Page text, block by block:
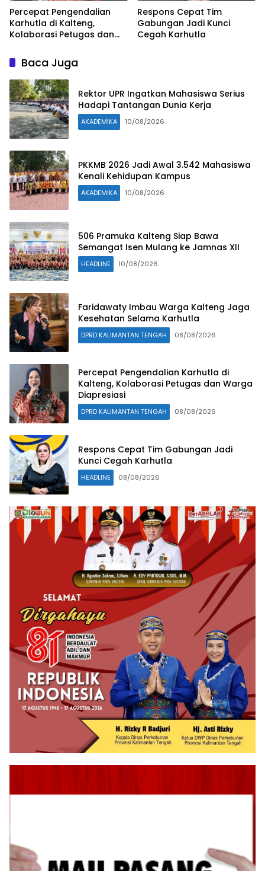
Percepat Pengendalian
Karhutla di Kalteng,
Kolaborasi Petugas dan
Respons Cepat Tim
Gabungan Jadi Kunci
Cegah Karhutla
Baca Juga
Rektor UPR Ingatkan Mahasiswa Serius
Hadapi Tantangan Dunia Kerja
AKADEMIKA 10/08/2026
PKKMB 2026 Jadi Awal 3.542 Mahasiswa
Kenali Kehidupan Kampus
AKADEMIKA 10/08/2026
506 Pramuka Kalteng Siap Bawa
Semangat Isen Mulang ke Jamnas XII
HEADLINE 10/08/2026
Faridawaty Imbau Warga Kalteng Jaga
Kesehatan Selama Karhutla
DPRD KALIMANTAN TENGAH 08/08/2026
Percepat Pengendalian Karhutla di
Kalteng, Kolaborasi Petugas dan Warga
Diapresiasi
DPRD KALIMANTAN TENGAH 08/08/2026
Respons Cepat Tim Gabungan Jadi
Kunci Cegah Karhutla
HEADLINE 08/08/2026